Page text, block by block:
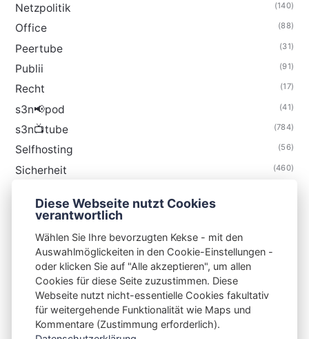
Netzpolitik (140)
Office (88)
Peertube (31)
Publii (91)
Recht (17)
s3n📢pod (41)
s3n📺tube (784)
Selfhosting (56)
Sicherheit (460)
Thunderbird
S3N🧩NET
Integrating Open-Source Blog Network (iOSBN)
Diese Webseite nutzt Cookies
verantwortlich
Wählen Sie Ihre bevorzugten Kekse - mit den
Auswahlmöglickeiten in den Cookie-Einstellungen -
oder klicken Sie auf "Alle akzeptieren", um allen
Cookies für diese Seite zuzustimmen. Diese
Webseite nutzt nicht-essentielle Cookies fakultativ
für weitergehende Funktionalität wie Maps und
Kommentare (Zustimmung erforderlich).